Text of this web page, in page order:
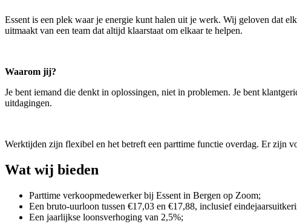
Essent is een plek waar je energie kunt halen uit je werk. Wij geloven dat
uitmaakt van een team dat altijd klaarstaat om elkaar te helpen.
Waarom jij?
Je bent iemand die denkt in oplossingen, niet in problemen. Je bent
uitdagingen.
Werktijden zijn flexibel en het betreft een parttime functie overdag. Er zijn
Wat wij bieden
Parttime verkoopmedewerker bij Essent in Bergen op Zoom;
Een bruto-uurloon tussen €17,03 en €17,88, inclusief
Een jaarlijkse loonsverhoging van 2,5%;